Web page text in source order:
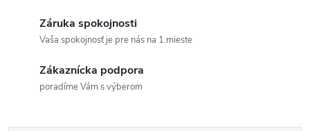
Záruka spokojnosti
Vaša spokojnosť je pre nás na 1.mieste
Zákaznícka podpora
poradíme Vám s výberom